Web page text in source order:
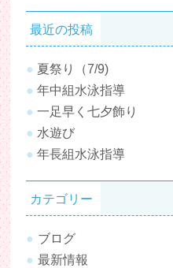
最近の投稿
夏祭り（7/9)
年中組水泳指導
一足早く七夕飾り
水遊び
年長組水泳指導
カテゴリー
ブログ
最新情報